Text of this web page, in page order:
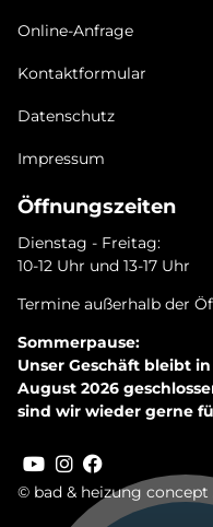
© bad & heizung concept
Online-Anfrage
Kontaktformular
Datenschutz
Impressum
Öffnungszeiten
Dienstag - Freitag:
10-12 Uhr und 13-17 Uhr
Termine außerhalb der
Sommerpause:
Unser Geschäft bleibt
August 2026
sind wir wieder gerne